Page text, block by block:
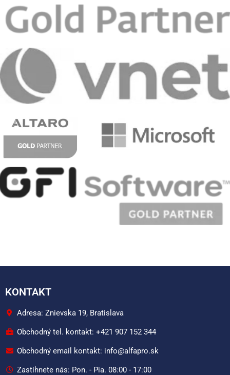
KONTAKT
Adresa: Znievska 19, Bratislava
Obchodný tel. kontakt: +421 907 152 344
Obchodný email kontakt: info@alfapro.sk
Zastihnete nás: Pon. - Pia. 08:00 - 17:00